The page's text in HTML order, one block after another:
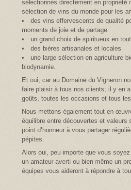
sélectionnés directement en propriété
sélection de vins du monde pour les
des vins effervescents de qualité
moments de joie et de partage
un grand choix de spiritueux en
des bières artisanales et locales
une large sélection en agriculture
biodynamie.
Et oui, car au Domaine du Vigneron
faire plaisir à tous nos clients; il y en
goûts, toutes les occasions et tous les
Nous mettons également tout en
équilibre entre découvertes et valeurs
point d’honneur à vous partager
pépites.
Alors oui, peu importe que vous soyez
un amateur averti ou bien même un
équipes vous aideront à répondre à